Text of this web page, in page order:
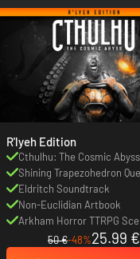
R'lyeh Edition
Cthulhu: The Cosmic Abyss
Shining Trapezohedron
Eldritch Soundtrack
Non-Euclidian Artbook
Arkham Horror TTRPG
50 €-48%25.99 €